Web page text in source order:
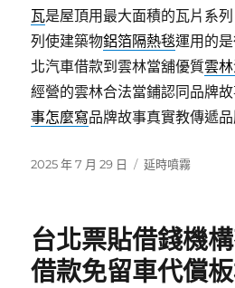
瓦是屋頂用最大面積的瓦片系
列使建築物鋁箔隔熱毯運用的
北汽車借款到雲林當舖優質雲
經營的雲林合法當鋪認同品牌
事怎麼寫品牌故事真實教傳遞品
發
2025 年 7 月 29 日
分
延時噴霧
台北票貼借錢機
借款免留車代償